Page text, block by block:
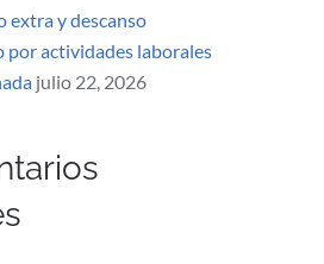
extra y descanso
por actividades laborales
julio 22, 2026